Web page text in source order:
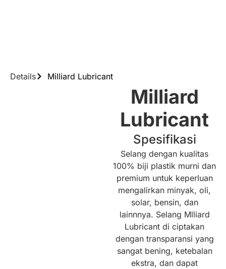
Details Milliard Lubricant
Milliard
Lubricant
Spesifikasi
Selang dengan kualitas
100% biji plastik murni dan
premium untuk keperluan
mengalirkan minyak, oli,
solar, bensin, dan
lainnnya. Selang Mlliard
Lubricant di ciptakan
dengan transparansi yang
sangat bening, ketebalan
ekstra, dan dapat